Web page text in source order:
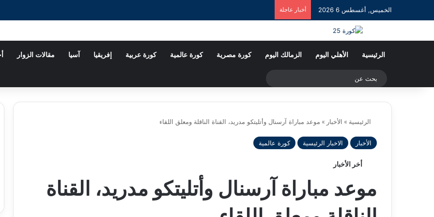
الخميس, أغسطس 6 2026 أخبار عاجلة
الرئيسية الأهلي اليوم الزمالك اليوم كورة مصرية كورة عالمية كورة عربية إفريقيا آسيا مقالات الزوار
الرئيسية » الأخبار » موعد مباراة آرسنال وأتليتكو مدريد، القناة الناقلة ومعلق اللقاء
الأخبار الاخبار الرئيسية كورة عالمية
أخر الأخبار
موعد مباراة آرسنال وأتليتكو مدريد، القناة